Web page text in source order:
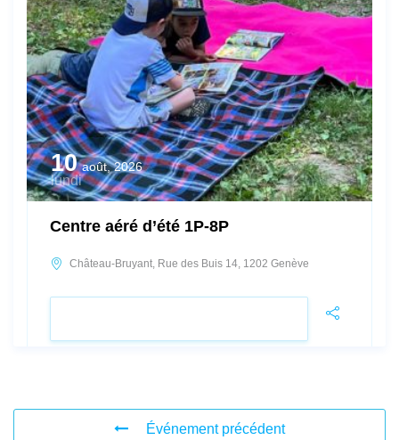
10 août, 2026
lundi
Centre aéré d’été 1P-8P
Château-Bruyant, Rue des Buis 14, 1202 Genève
Événement précédent